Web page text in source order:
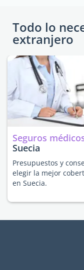
Todo lo
extranjero
Seguros
Suecia
Presupuestos y
elegir la mejor
en Suecia.